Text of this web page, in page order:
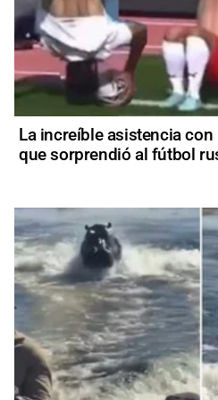
La increíble asistencia
que sorprendió al fútbol